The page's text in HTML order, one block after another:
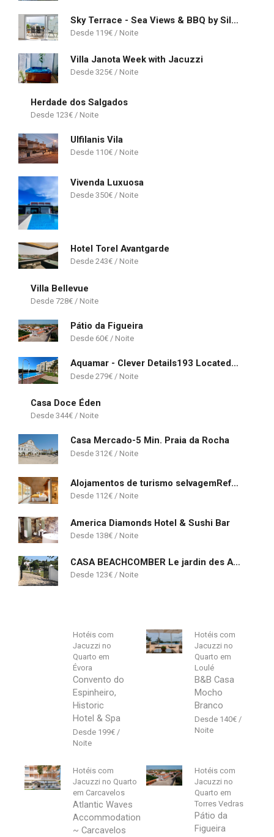
Sky Terrace - Sea Views & BBQ by Silver Prop
119€
Villa Janota Week with Jacuzzi
325€
Herdade dos Salgados
123€
Ulfilanis Vila
110€
Vivenda Luxuosa
350€
Hotel Torel Avantgarde
243€
Villa Bellevue
728€
Pátio da Figueira
60€
Aquamar - Clever Details193 Located on the marina
279€
Casa Doce Éden
344€
Casa Mercado-5 Min. Praia da Rocha
312€
Alojamentos de turismo selvagemRefúgio das Poldras
112€
America Diamonds Hotel & Sushi Bar
138€
CASA BEACHCOMBER Le jardin des Arts
123€
Hotéis com
Jacuzzi no
Quarto em
Évora
Convento do
Espinheiro,
Historic
Hotel & Spa
199€
Hotéis com
Jacuzzi no
Quarto em
Loulé
B&B Casa
Mocho
Branco
140€
Hotéis com
Jacuzzi no Quarto
em Carcavelos
Atlantic Waves
Accommodation
~ Carcavelos
Hotéis com
Jacuzzi no
Quarto em
Torres Vedras
Pátio da
Figueira